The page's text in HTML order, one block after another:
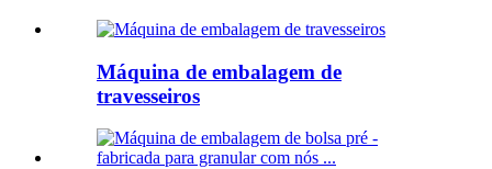
Máquina de embalagem de
travesseiros